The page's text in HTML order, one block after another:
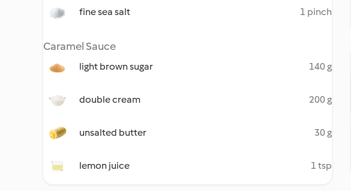
fine sea salt 1 pinch
Caramel Sauce
light brown sugar 140 g
double cream 200 g
unsalted butter 30 g
lemon juice 1 tsp